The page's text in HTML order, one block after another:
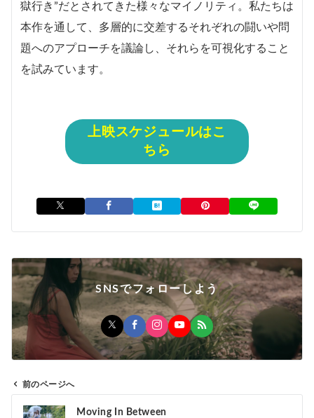
獄行き”だとされてきた様々なマイノリティ。私たちは
本作を通して、多層的に交差するそれぞれの闘いや問
題へのアプローチを議論し、それらを可視化すること
を試みています。
上映スケジュールはこ
ちら
SNSでフォローしよう
前のページへ
Moving In Between